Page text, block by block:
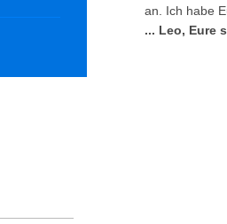
an. Ich habe
... Leo,